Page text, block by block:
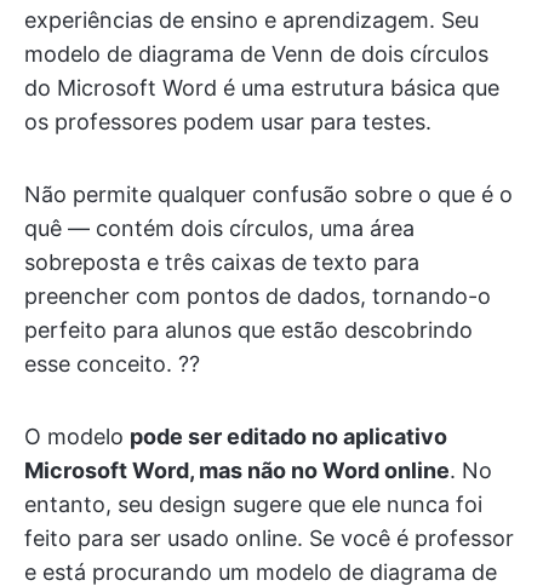
experiências de ensino e aprendizagem. Seu
modelo de diagrama de Venn de dois círculos
do Microsoft Word é uma estrutura básica que
os professores podem usar para testes.
Não permite qualquer confusão sobre o que é o
quê — contém dois círculos, uma área
sobreposta e três caixas de texto para
preencher com pontos de dados, tornando-o
perfeito para alunos que estão descobrindo
esse conceito. ?‍?
O modelo pode ser editado no aplicativo
Microsoft Word, mas não no Word online. No
entanto, seu design sugere que ele nunca foi
feito para ser usado online. Se você é professor
e está procurando um modelo de diagrama de